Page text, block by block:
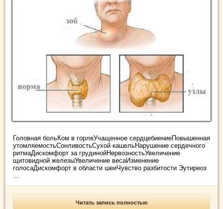
Головная больКом в горлеУчащенное сердцебиениеПовышенная
утомляемостьСонливостьСухой кашельНарушение сердечного
ритмаДискомфорт за грудинойНервозностьУвеличение
щитовидной железыУвеличение весаИзменение
голосаДискомфорт в области шеиЧувство разбитости Эутиреоз
...
Читать запись полностью